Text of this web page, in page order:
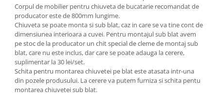
Corpul de mobilier pentru chiuveta de bucatarie recomandat de
producator este de 800mm lungime.
Chiuveta se poate monta si sub blat, caz in care se va tine cont de
dimensiunea interioara a cuvei. Pentru montajul sub blat avem
pe stoc de la producator un chit special de cleme de montaj sub
blat, care nu este inclus, dar care se poate adauga la cerere,
suplimentar la 30 lei/set.
Schita pentru montarea chiuvetei pe blat este atasata intr-una
din pozele produsului. La cerere va putem furniza si schita pentu
montarea chiuvetei sub blat.